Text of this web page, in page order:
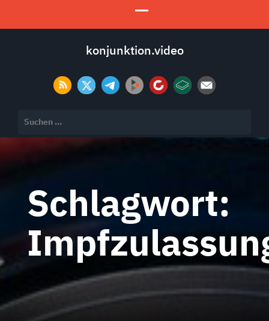
konjunktion.video
nach:
Schlagwort: